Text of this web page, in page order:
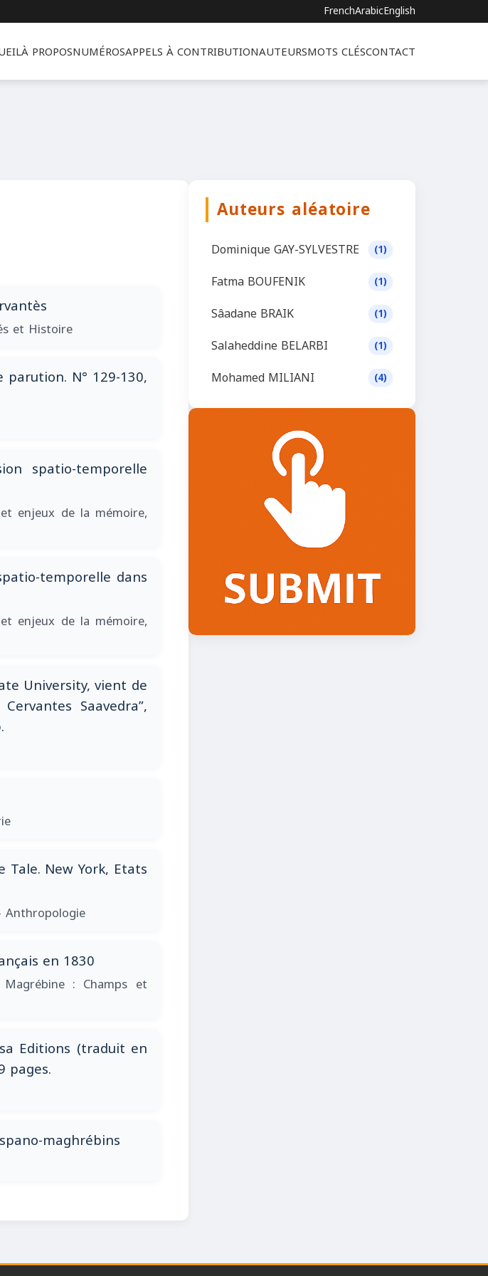
FrenchArabicEnglish
À PROPOSNUMÉROSAPPELS À CONTRIBUTIONAUTEURSMOTS CLÉSCONTACT
et Histoire
N° 129-130,
spatio-temporelle
enjeux de la mémoire,
temporelle dans
enjeux de la mémoire,
University, vient de
Saavedra”,
New York, Etats
Anthropologie
en 1830
: Champs et
Editions (traduit en
pages.
maghrébins
Auteurs aléatoire
Dominique GAY-SYLVESTRE (1)
Fatma BOUFENIK (1)
Sâadane BRAIK (1)
Salaheddine BELARBI (1)
Mohamed MILIANI (4)